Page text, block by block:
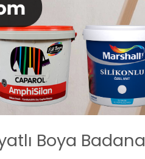
Boya Badana